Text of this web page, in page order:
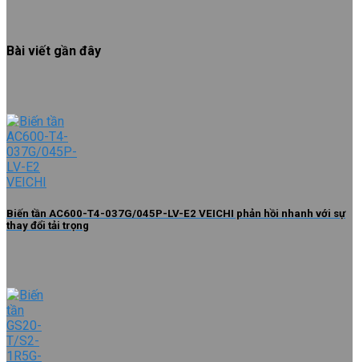
Bài viết gần đây
Biến tần AC600-T4-037G/045P-LV-E2 VEICHI phản hồi nhanh với sự
thay đổi tải trọng